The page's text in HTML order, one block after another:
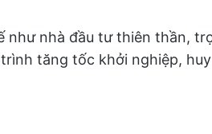
như nhà đầu tư thiên thần,
tăng tốc khởi nghiệp,